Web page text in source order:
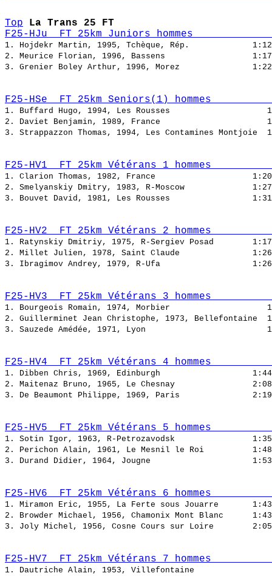
Top
La Trans 25 FT
F25-HJu  FT 25km Juniors hommes
1. Hojdekr Martin, 1995, Tchèque, Rép.
2. Meurice Florian, 1996, Bassens
3. Grenier Boley Arthur, 1996, Morez
F25-HSe  FT 25km Seniors(1) hommes
1. Buffard Hugo, 1994, Les Rousses
2. Daviet Benjamin, 1989, France
3. Strappazzon Thomas, 1994, Les Contamines Montjoie
F25-HV1  FT 25km Vétérans 1 hommes
1. Clarion Thomas, 1982, France
2. Smelyanskiy Dmitry, 1983, R-Moscow
3. Bouvet David, 1981, Les Rousses
F25-HV2  FT 25km Vétérans 2 hommes
1. Ratynskiy Dmitriy, 1975, R-Sergiev Posad
2. Millet Julien, 1978, Saint Claude
3. Ibragimov Andrey, 1979, R-Ufa
F25-HV3  FT 25km Vétérans 3 hommes
1. Bourgeois Romain, 1974, Morbier
2. Guillerminet Jean Christophe, 1973, Bellefontaine
3. Sauzede Amédée, 1971, Lyon
F25-HV4  FT 25km Vétérans 4 hommes
1. Dibben Chris, 1969, Edinburgh
2. Maitenaz Bruno, 1965, Le Chesnay
3. De Beaumont Philippe, 1969, Paris
F25-HV5  FT 25km Vétérans 5 hommes
1. Sotin Igor, 1963, R-Petrozavodsk
2. Perichon Alain, 1961, Le Mesnil le Roi
3. Durand Didier, 1964, Jougne
F25-HV6  FT 25km Vétérans 6 hommes
1. Miramon Eric, 1955, La Ferte sous Jouarre
2. Browder Michael, 1956, Chamonix Mont Blanc
3. Joly Michel, 1956, Cosne Cours sur Loire
F25-HV7  FT 25km Vétérans 7 hommes
1. Dautriche Alain, 1953,